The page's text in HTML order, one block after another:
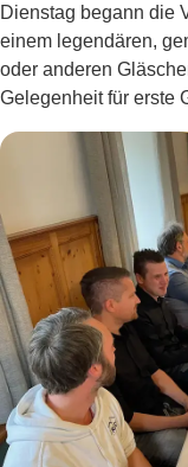
Dienstag begann die
einem legendären,
oder anderen
Gelegenheit für erste